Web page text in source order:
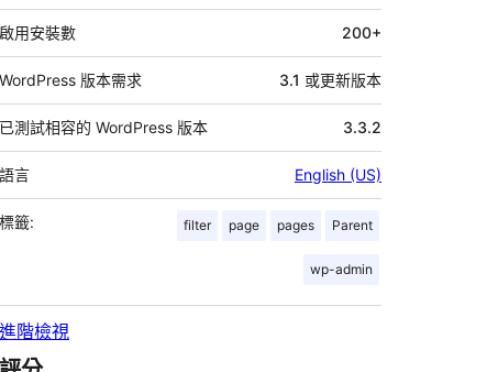
料
啟用安裝數 200+
WordPress 版本需求 3.1 或更新版本
已測試相容的 WordPress 版本 3.3.2
語言 English (US)
標籤: filter page pages Parent
wp-admin
進階檢視